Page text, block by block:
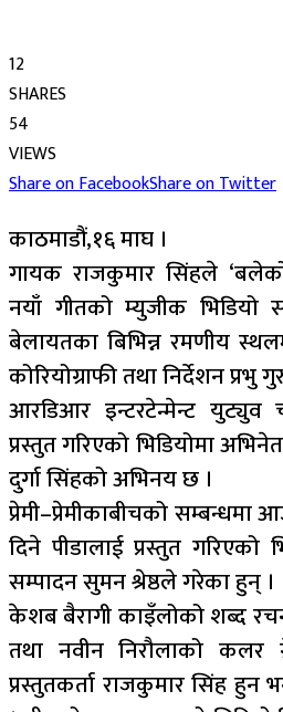
12
SHARES
54
VIEWS
Share on FacebookShare on Twitter
काठमाडौं,१६ माघ ।
गायक राजकुमार सिंहले
नयाँ गीतको म्युजीक भिडियो
बेलायतका बिभिन्न रमणीय
कोरियोग्राफी तथा निर्देशन
आरडिआर इन्टरटेन्मेन्ट युट्युव
प्रस्तुत गरिएको भिडियोमा
दुर्गा सिंहको अभिनय छ ।
प्रेमी–प्रेमीकाबीचको
दिने पीडालाई प्रस्तुत गरिएको
सम्पादन सुमन श्रेष्ठले गरेका हुन् ।
केशब बैरागी काइँलोको शब्द
तथा नवीन निरौलाको कलर
प्रस्तुतकर्ता राजकुमार सिंह हुन